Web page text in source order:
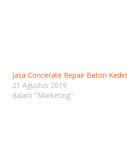
Jasa Concerate Repair Beton Kediri
21 Agustus 2019
dalam "Marketing"